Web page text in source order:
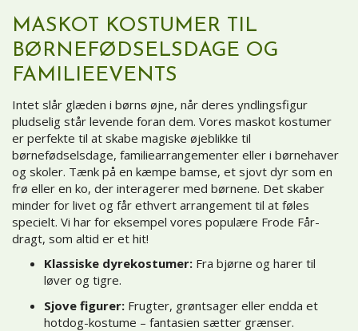
MASKOT KOSTUMER TIL
BØRNEFØDSELSDAGE OG
FAMILIEEVENTS
Intet slår glæden i børns øjne, når deres yndlingsfigur
pludselig står levende foran dem. Vores maskot kostumer
er perfekte til at skabe magiske øjeblikke til
børnefødselsdage, familiearrangementer eller i børnehaver
og skoler. Tænk på en kæmpe bamse, et sjovt dyr som en
frø eller en ko, der interagerer med børnene. Det skaber
minder for livet og får ethvert arrangement til at føles
specielt. Vi har for eksempel vores populære Frode Får-
dragt, som altid er et hit!
Klassiske dyrekostumer: Fra bjørne og harer til
løver og tigre.
Sjove figurer: Frugter, grøntsager eller endda et
hotdog-kostume – fantasien sætter grænser.